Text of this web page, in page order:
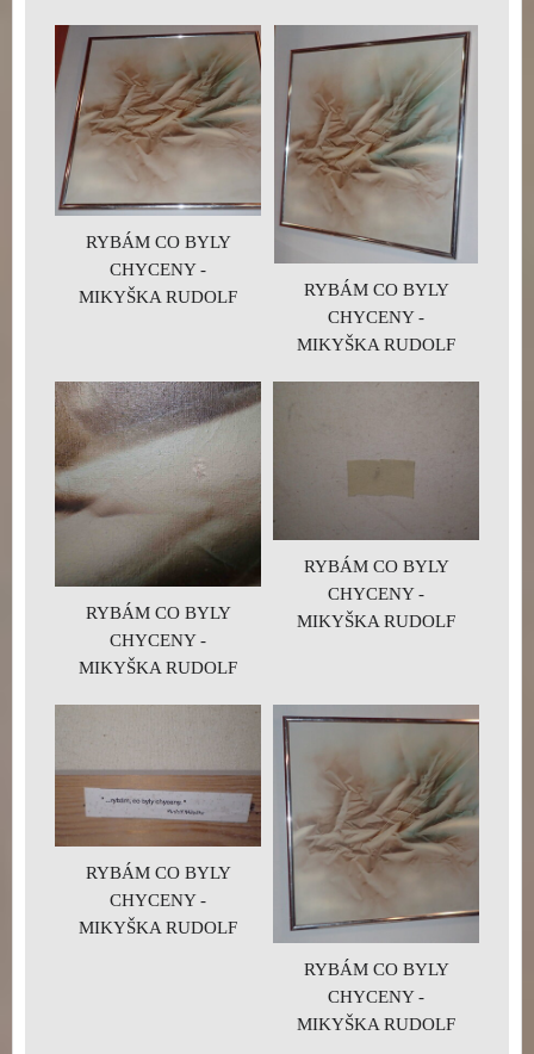
RYBÁM CO BYLY
CHYCENY -
MIKYŠKA RUDOLF
RYBÁM CO BYLY
CHYCENY -
MIKYŠKA RUDOLF
RYBÁM CO BYLY
CHYCENY -
MIKYŠKA RUDOLF
RYBÁM CO BYLY
CHYCENY -
MIKYŠKA RUDOLF
RYBÁM CO BYLY
CHYCENY -
MIKYŠKA RUDOLF
RYBÁM CO BYLY
CHYCENY -
MIKYŠKA RUDOLF